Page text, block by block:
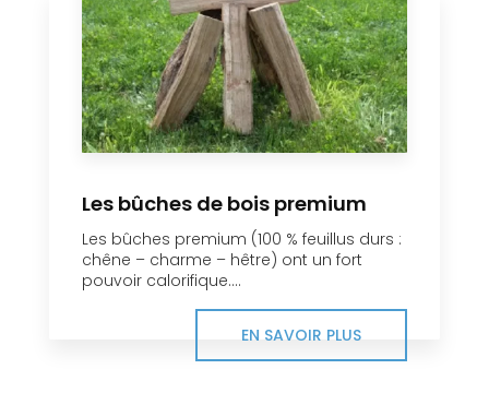
Les bûches de bois premium
Les bûches premium (100 % feuillus durs :
chêne – charme – hêtre) ont un fort
pouvoir calorifique....
EN SAVOIR PLUS